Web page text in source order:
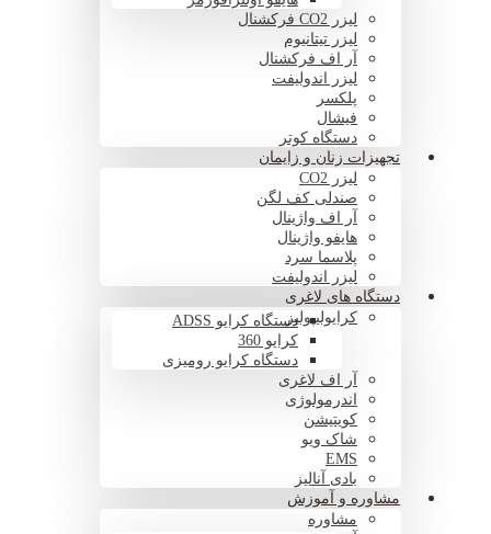
لیزر CO2 فرکشنال
لیزر تیتانیوم
آر اف فرکشنال
لیزر اندولیفت
پلکسر
فیشال
دستگاه کوتر
تجهیزات زنان و زایمان
لیزر CO2
صندلی کف لگن
آر اف واژینال
هایفو واژینال
پلاسما سرد
لیزر اندولیفت
دستگاه های لاغری
کرایولیپولیزدستگاه کرایو ADSS
کرایو 360
دستگاه کرایو رومیزی
آر اف لاغری
اندرمولوژی
کویتیشن
شاک ویو
EMS
بادی آنالیز
مشاوره و آموزش
مشاوره